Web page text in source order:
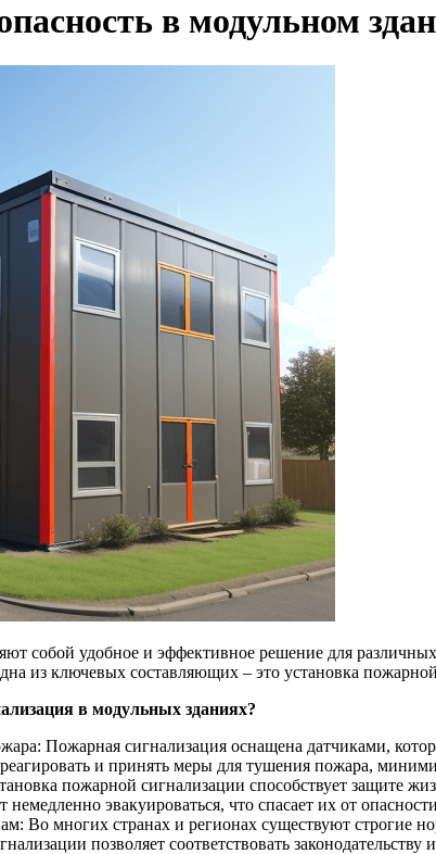
в модульном
собой удобное и эффективное решение для
из ключевых составляющих – это установка
в модульных зданиях?
Пожарная сигнализация оснащена датчиками,
и принять меры для тушения пожара,
пожарной сигнализации способствует защите
эвакуироваться, что спасает их от
Во многих странах и регионах существуют
позволяет соответствовать